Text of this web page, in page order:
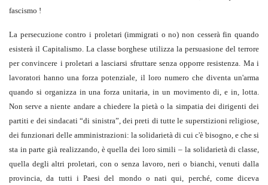
fascismo !
La persecuzione contro i proletari (immigrati o no) non cesserà fin quando
esisterà il Capitalismo. La classe borghese utilizza la persuasione del terrore
per convincere i proletari a lasciarsi sfruttare senza opporre resistenza. Ma i
lavoratori hanno una forza potenziale, il loro numero che diventa un'arma
quando si organizza in una forza unitaria, in un movimento di, e in, lotta.
Non serve a niente andare a chiedere la pietà o la simpatia dei dirigenti dei
partiti e dei sindacati “di sinistra”, dei preti di tutte le superstizioni religiose,
dei funzionari delle amministrazioni: la solidarietà di cui c'è bisogno, e che si
sta in parte già realizzando, è quella dei loro simili – la solidarietà di classe,
quella degli altri proletari, con o senza lavoro, neri o bianchi, venuti dalla
provincia, da tutti i Paesi del mondo o nati qui, perché, come diceva